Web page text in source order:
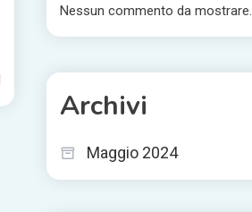
Nessun commento da mostrare.
Archivi
Maggio 2024